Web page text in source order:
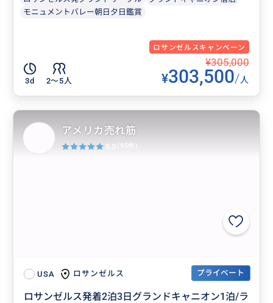
モニュメントバレー朝日夕日鑑賞
ロサンゼルスキャンペーン
3d 2〜5人
¥305,000
¥303,500/人
USA ロサンゼルス プライベート
ロサンゼルス発着2泊3日グランドキャニオン1泊/ラ
アメリカ売れ筋
5.0 (95件)